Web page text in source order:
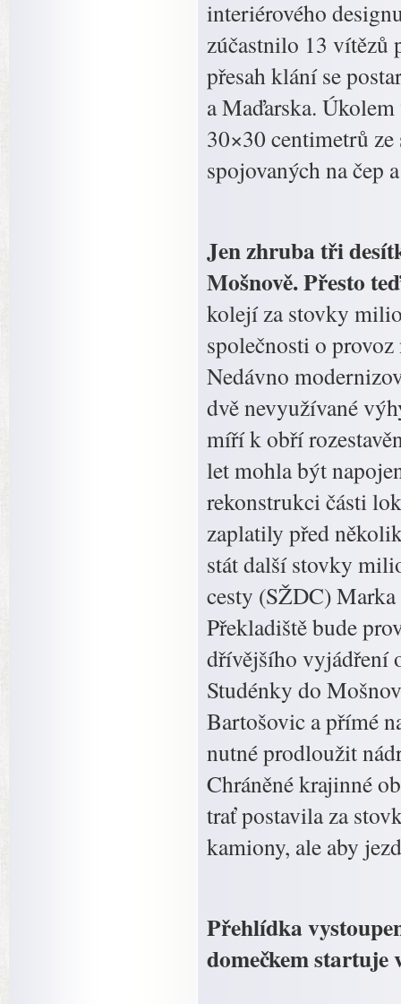
interiérového
zúčastnilo 13 vítězů
přesah klání se
a Maďarska.
30×30 centimetrů
spojovaných na čep
Jen zhruba tři
Mošnově. Přesto
kolejí za stovky
společnosti o
Nedávno
dvě nevyužívané
míří k obří
let mohla být
rekonstrukci části
zaplatily před
stát další stovky
cesty (SŽDC)
Překladiště bude
dřívějšího vyjádření
Studénky do
Bartošovic a přímé
nutné prodloužit
Chráněné krajinné
trať postavila za
kamiony, ale aby
Přehlídka
domečkem startuje